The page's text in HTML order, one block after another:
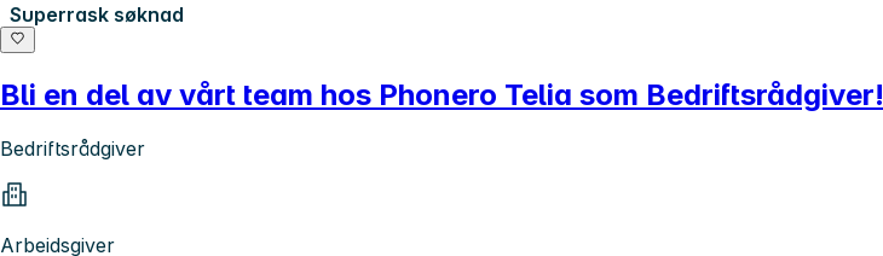
Superrask søknad
Bli en del av vårt team hos Phonero Telia som Bedriftsrådgiver!
Bedriftsrådgiver
Arbeidsgiver